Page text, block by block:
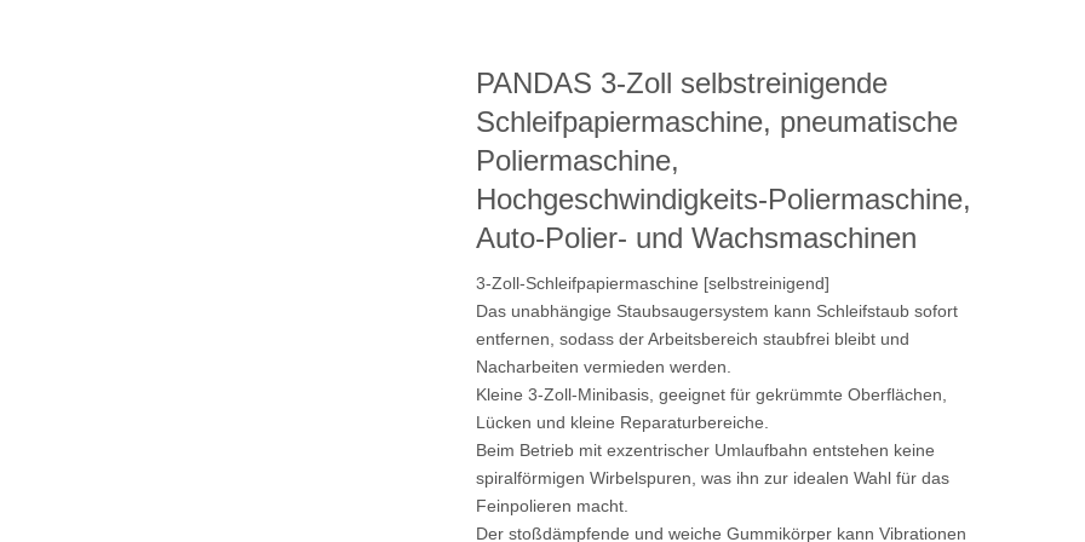
PANDAS 3-Zoll selbstreinigende
Schleifpapiermaschine, pneumatische
Poliermaschine,
Hochgeschwindigkeits-Poliermaschine,
Auto-Polier- und Wachsmaschinen
3-Zoll-Schleifpapiermaschine [selbstreinigend]
Das unabhängige Staubsaugersystem kann Schleifstaub sofort
entfernen, sodass der Arbeitsbereich staubfrei bleibt und
Nacharbeiten vermieden werden.
Kleine 3-Zoll-Minibasis, geeignet für gekrümmte Oberflächen,
Lücken und kleine Reparaturbereiche.
Beim Betrieb mit exzentrischer Umlaufbahn entstehen keine
spiralförmigen Wirbelspuren, was ihn zur idealen Wahl für das
Feinpolieren macht.
Der stoßdämpfende und weiche Gummikörper kann Vibrationen